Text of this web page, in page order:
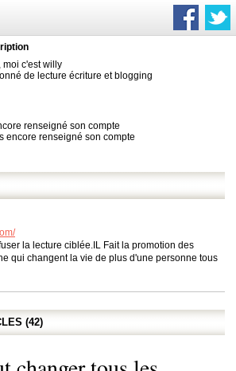
moi c'est willy
de lecture écriture et blogging
renseigné son compte
encore renseigné son compte
la lecture ciblée.IL Fait la promotion des
qui changent la vie de plus d'une personne tous
(42)